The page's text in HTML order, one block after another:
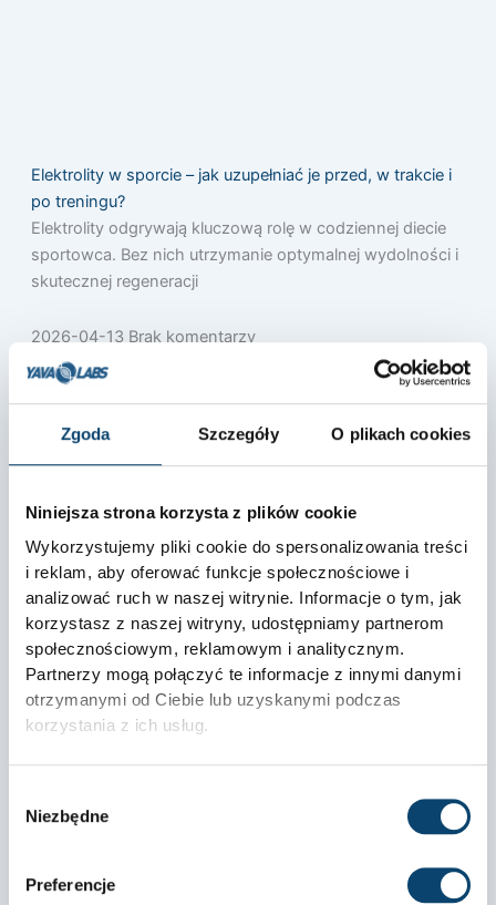
Zgoda Szczegóły O plikach cookies
Niniejsza strona korzysta z plików cookie
Wykorzystujemy pliki cookie do spersonalizowania treści
i reklam, aby oferować funkcje społecznościowe i
analizować ruch w naszej witrynie. Informacje o tym, jak
korzystasz z naszej witryny, udostępniamy partnerom
społecznościowym, reklamowym i analitycznym.
Partnerzy mogą połączyć te informacje z innymi danymi
otrzymanymi od Ciebie lub uzyskanymi podczas
korzystania z ich usług.
zgody
Niezbędne
Preferencje
Elektrolity w sporcie – jak uzupełniać je przed, w trakcie i
po treningu?
Elektrolity odgrywają kluczową rolę w codziennej diecie
sportowca. Bez nich utrzymanie optymalnej wydolności i
skutecznej regeneracji
2026-04-13 Brak komentarzy
Sód, potas i magnez – ich znaczenie dla nawodnienia i
pracy mięśni
Nawodnienie organizmu to klucz do osiągania